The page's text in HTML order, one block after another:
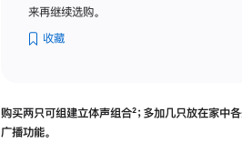
来再继续选购。
收藏
购买两只可组建立体声组合脚
²；多加几只放在家中
广播功能。